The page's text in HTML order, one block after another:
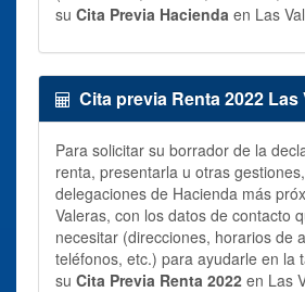
su Cita Previa Hacienda en Las
Cita previa Renta 2022 Las
Para solicitar su borrador de la
renta, presentarla u otras
delegaciones de Hacienda más
Valeras, con los datos de contacto
necesitar (direcciones, horarios de
teléfonos, etc.) para ayudarle en la
su Cita Previa Renta 2022 en Las